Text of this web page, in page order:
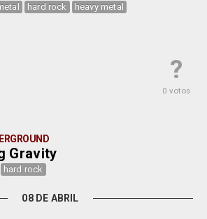
hard rock
heavy metal
?
0 votos
Gravity
hard rock
08 DE ABRIL